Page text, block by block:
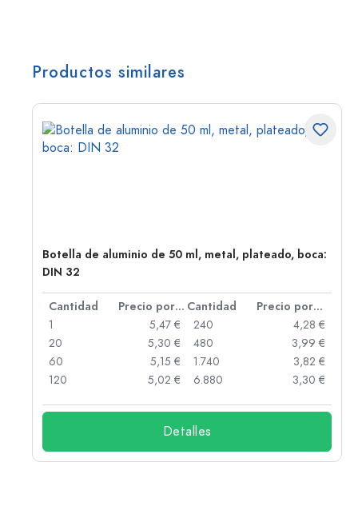
Productos similares
Botella de aluminio de 50 ml, metal, plateado, boca:
DIN 32
Cantidad Precio por unidad Cantidad
Precio por unidad
1
5,47 €
20
5,30 €
60
5,15 €
120
5,02 €
240
4,28 €
480
3,99 €
1.740
3,82 €
6.880
3,30 €
Detalles